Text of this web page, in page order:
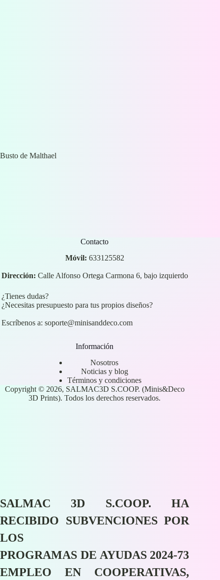
Busto de Malthael
Contacto
Móvil: 633125582
Dirección: Calle Alfonso Ortega Carmona 6, bajo izquierdo
¿Tienes dudas?
¿Necesitas presupuesto para tus propios diseños?
Escríbenos a: soporte@minisanddeco.com
Información
Nosotros
Noticias y blog
Términos y condiciones
Copyright © 2026, SALMAC3D S.COOP. (Minis&Deco
3D Prints). Todos los derechos reservados.
SALMAC 3D S.COOP. HA
RECIBIDO SUBVENCIONES POR
LOS
PROGRAMAS DE AYUDAS 2024-73
EMPLEO EN COOPERATIVAS,